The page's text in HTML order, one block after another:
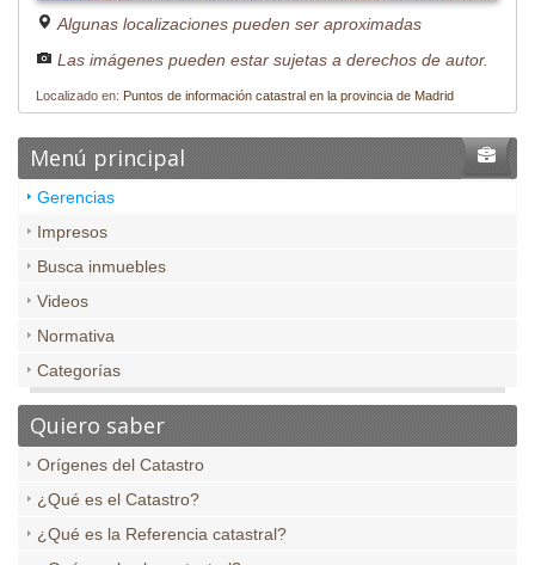
Algunas localizaciones pueden ser aproximadas
Las imágenes pueden estar sujetas a derechos de autor.
Localizado en: Puntos de información catastral en la provincia de Madrid
Menú principal
Gerencias
Impresos
Busca inmuebles
Videos
Normativa
Categorías
Quiero saber
Orígenes del Catastro
¿Qué es el Catastro?
¿Qué es la Referencia catastral?